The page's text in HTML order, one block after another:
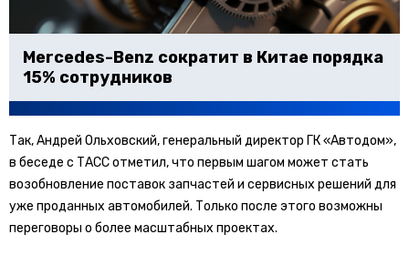
Mercedes-Benz сократит в Китае порядка
15% сотрудников
Так, Андрей Ольховский, генеральный директор ГК «Автодом»,
в беседе с ТАСС отметил, что первым шагом может стать
возобновление поставок запчастей и сервисных решений для
уже проданных автомобилей. Только после этого возможны
переговоры о более масштабных проектах.